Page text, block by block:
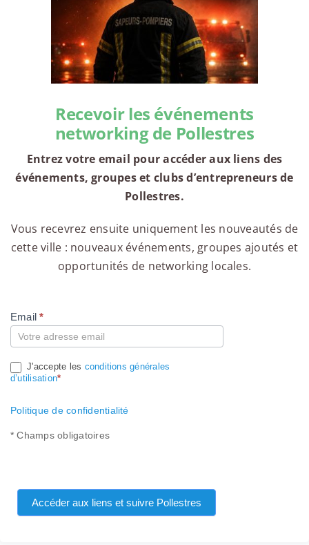
Recevoir les événements
networking de Pollestres
Entrez votre email pour accéder aux liens des
événements, groupes et clubs d’entrepreneurs de
Pollestres.
Vous recevrez ensuite uniquement les nouveautés de
cette ville : nouveaux événements, groupes ajoutés et
opportunités de networking locales.
Compte
Email*
J'accepte les conditions générales
d’utilisation*
Politique de confidentialité
* Champs obligatoires
Accéder aux liens et suivre Pollestres